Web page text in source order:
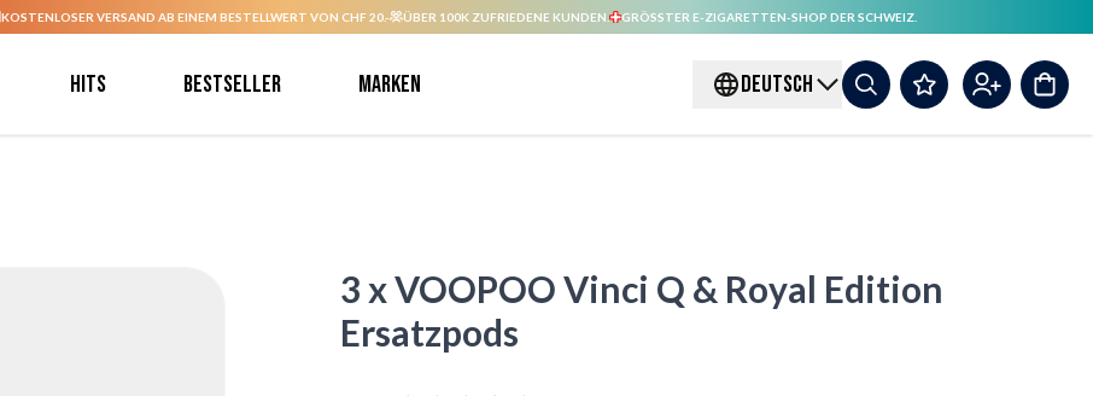
KOSTENLOSER VERSAND AB EINEM BESTELLWERT VON CHF 20.- ÜBER 100K ZUFRIEDENE KUNDEN. GRÖSSTER E-ZIGARETTEN-SHOP DER SCHWEIZ.
Hits Bestseller Marken DEUTSCH
3 x VOOPOO Vinci Q & Royal Edition
Ersatzpods